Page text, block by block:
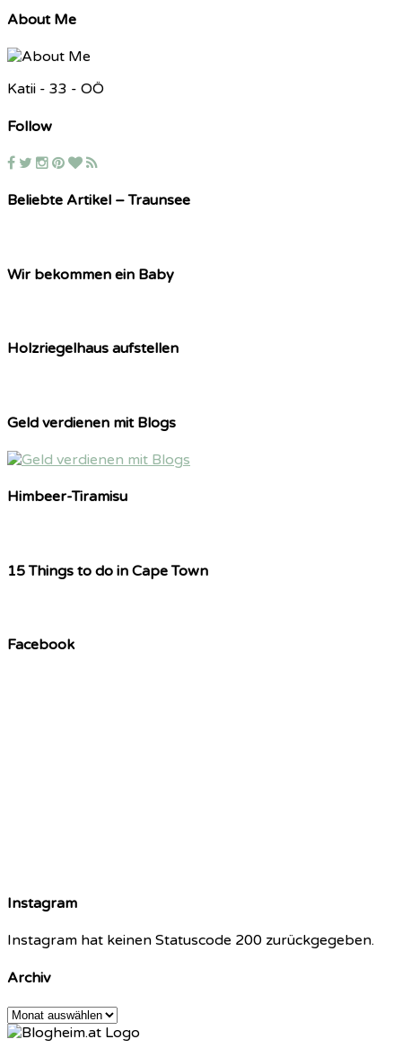
About Me
Katii - 33 - OÖ
Follow
Beliebte Artikel – Traunsee
Wir bekommen ein Baby
Holzriegelhaus aufstellen
Geld verdienen mit Blogs
Himbeer-Tiramisu
15 Things to do in Cape Town
Facebook
Instagram
Instagram hat keinen Statuscode 200 zurückgegeben.
Archiv
Archiv